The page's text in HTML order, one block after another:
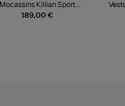
189,00 €
Mocassins Killian Sport
Mousse